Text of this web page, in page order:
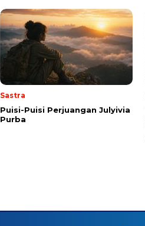
Sastra
Puisi-Puisi Perjuangan Julyivia
Purba